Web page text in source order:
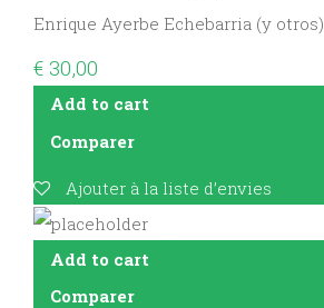
Enrique Ayerbe Echebarria (y otros)
€ 30,00
Add to cart
Comparer
Ajouter à la liste d’envies
Add to cart
Comparer